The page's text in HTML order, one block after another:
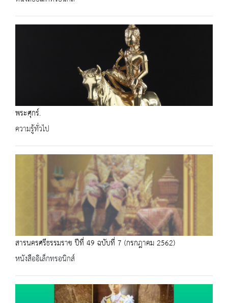
พระศุกร์.
ความรู้ทั่วไป
สารนครศรีธรรมราช ปีที่ 49 ฉบับที่ 7 (กรกฎาคม 2562)
หนังสืออิเล็กทรอนิกส์